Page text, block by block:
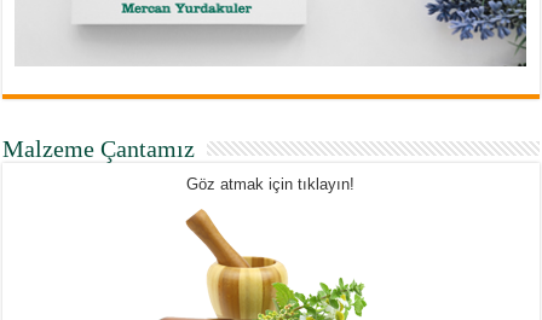
Malzeme Çantamız
Göz atmak için tıklayın!